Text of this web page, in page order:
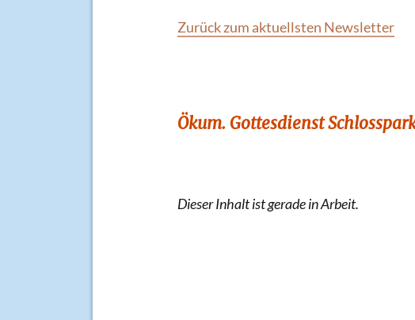
Zurück zum aktuellsten Newsletter
Ökum. Gottesdienst
Dieser Inhalt ist gerade in Arbeit.